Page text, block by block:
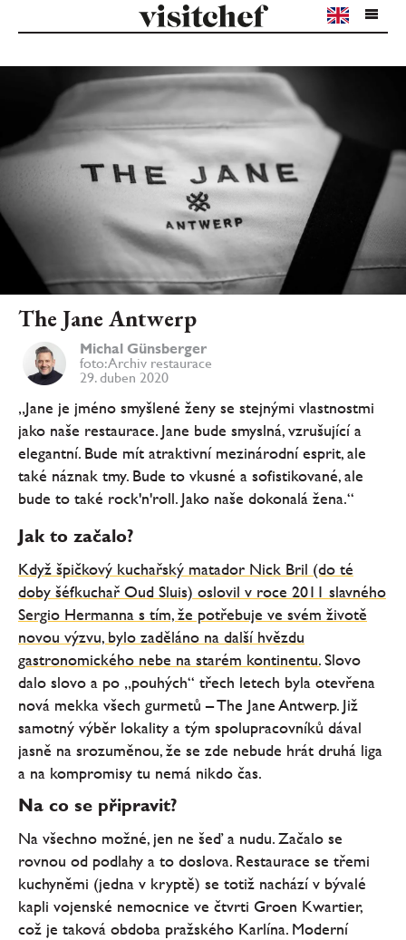
The Jane Antwerp
Michal Günsberger
foto: Archiv restaurace
29. duben 2020
„Jane je jméno smyšlené ženy se stejnými vlastnostmi
jako naše restaurace. Jane bude smyslná, vzrušující a
elegantní. Bude mít atraktivní mezinárodní esprit, ale
také náznak tmy. Bude to vkusné a sofistikované, ale
bude to také rock'n'roll. Jako naše dokonalá žena.“
Jak to začalo?
Když špičkový kuchařský matador Nick Bril (do té
doby šéfkuchař Oud Sluis) oslovil v roce 2011 slavného
Sergio Hermanna s tím, že potřebuje ve svém životě
novou výzvu, bylo zaděláno na další hvězdu
gastronomického nebe na starém kontinentu.Slovo
dalo slovo a po „pouhých“ třech letech byla otevřena
nová mekka všech gurmetů – The Jane Antwerp. Již
samotný výběr lokality a tým spolupracovníků dával
jasně na srozuměnou, že se zde nebude hrát druhá liga
a na kompromisy tu nemá nikdo čas.
Na co se připravit?
Na všechno možné, jen ne šeď a nudu. Začalo se
rovnou od podlahy a to doslova. Restaurace se třemi
kuchyněmi (jedna v kryptě) se totiž nachází v bývalé
kapli vojenské nemocnice ve čtvrti Groen Kwartier,
což je taková obdoba pražského Karlína. Moderní